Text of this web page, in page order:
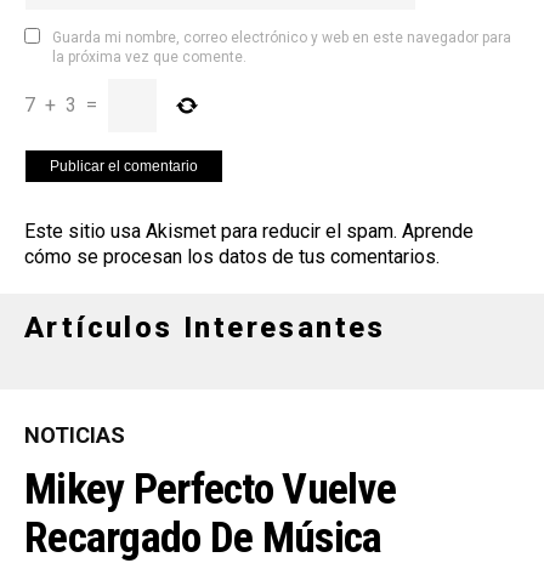
Guarda mi nombre, correo electrónico y web en este navegador para
la próxima vez que comente.
7 + 3 =
Este sitio usa Akismet para reducir el spam. Aprende
cómo se procesan los datos de tus comentarios.
Artículos Interesantes
NOTICIAS
Mikey Perfecto Vuelve
Recargado De Música